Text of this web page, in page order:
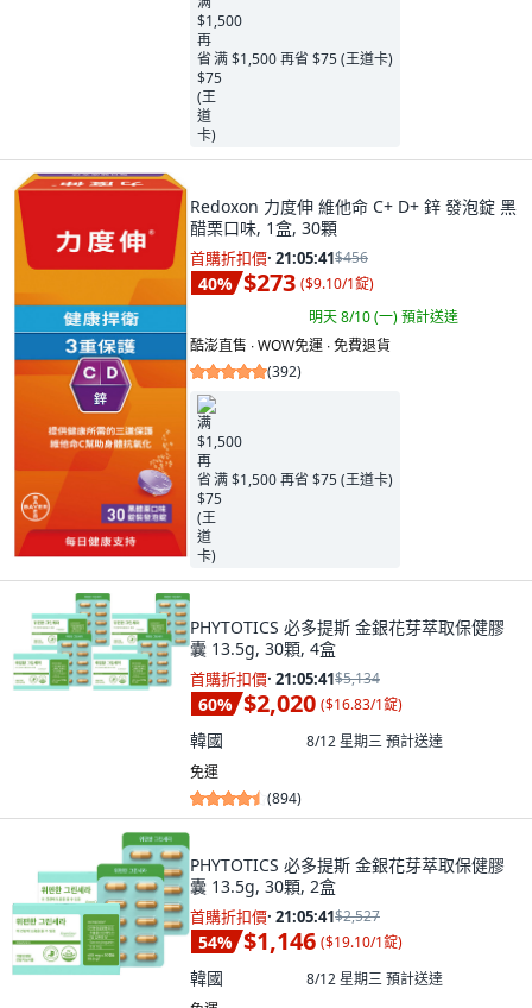
满 $1,500 再省 $75 (王道卡)
Redoxon 力度伸 維他命 C+ D+ 鋅 發泡錠 黑
醋栗口味, 1盒, 30顆
首購折扣價· 21:05:40$456
40% $273 ($9.10/1錠)
明天 8/10 (一)預計送達
酷澎直售 ∙ WOW免運 ∙ 免費退貨
(392)
满 $1,500 再省 $75 (王道卡)
PHYTOTICS 必多提斯 金銀花芽萃取保健膠
囊 13.5g, 30顆, 4盒
首購折扣價· 21:05:40$5,134
60% $2,020 ($16.83/1錠)
韓國 8/12 星期三預計送達
免運
(894)
PHYTOTICS 必多提斯 金銀花芽萃取保健膠
囊 13.5g, 30顆, 2盒
首購折扣價· 21:05:40$2,527
54% $1,146 ($19.10/1錠)
韓國 8/12 星期三預計送達